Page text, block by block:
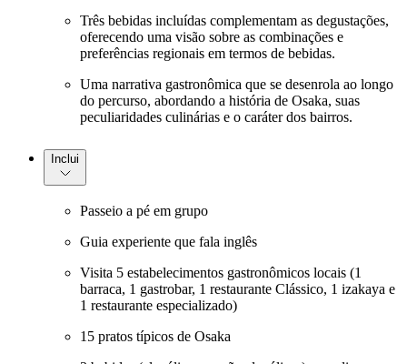
Três bebidas incluídas complementam as degustações,
oferecendo uma visão sobre as combinações e
preferências regionais em termos de bebidas.
Uma narrativa gastronômica que se desenrola ao longo
do percurso, abordando a história de Osaka, suas
peculiaridades culinárias e o caráter dos bairros.
Inclui
Passeio a pé em grupo
Guia experiente que fala inglês
Visita 5 estabelecimentos gastronômicos locais (1
barraca, 1 gastrobar, 1 restaurante Clássico, 1 izakaya e
1 restaurante especializado)
15 pratos típicos de Osaka